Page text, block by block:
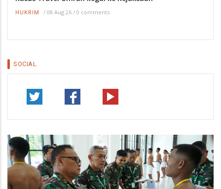
HUKRIM / 08 Aug 26 / 0 comments
SOCIAL